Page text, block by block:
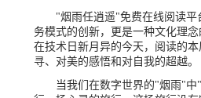
"烟雨任逍遥"免费在线阅读平
务模式的创新，更是一种文化理念
在技术日新月异的今天，阅读的
寻、对美的感悟和对自我的超越。
当我们在数字世界的"烟雨"